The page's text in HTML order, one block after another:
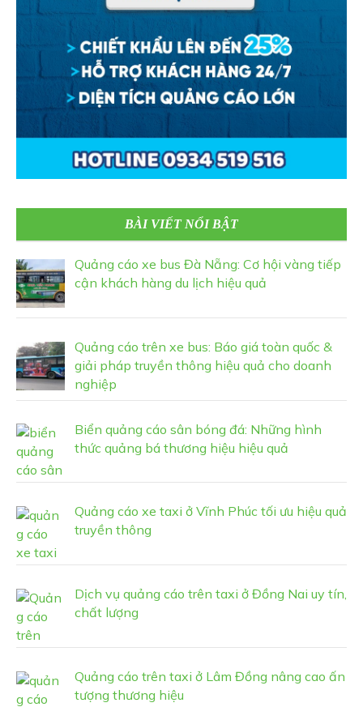
BÀI VIẾT NỔI BẬT
Quảng cáo xe bus Đà Nẵng: Cơ hội vàng tiếp
cận khách hàng du lịch hiệu quả
Quảng cáo trên xe bus: Báo giá toàn quốc &
giải pháp truyền thông hiệu quả cho doanh
nghiệp
Biển quảng cáo sân bóng đá: Những hình
thức quảng bá thương hiệu hiệu quả
Quảng cáo xe taxi ở Vĩnh Phúc tối ưu hiệu quả
truyền thông
Dịch vụ quảng cáo trên taxi ở Đồng Nai uy tín,
chất lượng
Quảng cáo trên taxi ở Lâm Đồng nâng cao ấn
tượng thương hiệu